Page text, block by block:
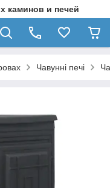
каминов и печей
Чавунні печі